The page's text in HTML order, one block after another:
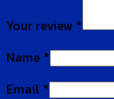
Your review *
Name *
Email *